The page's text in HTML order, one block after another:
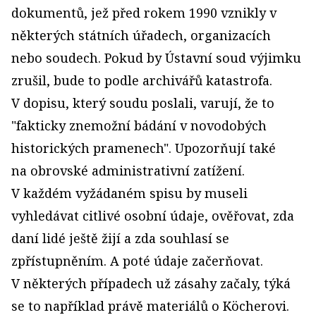
dokumentů, jež před rokem 1990 vznikly v
některých státních úřadech, organizacích
nebo soudech. Pokud by Ústavní soud výjimku
zrušil, bude to podle archivářů katastrofa.
V dopisu, který soudu poslali, varují, že to
"fakticky znemožní bádání v novodobých
historických pramenech". Upozorňují také
na obrovské administrativní zatížení.
V každém vyžádaném spisu by museli
vyhledávat citlivé osobní údaje, ověřovat, zda
daní lidé ještě žijí a zda souhlasí se
zpřístupněním. A poté údaje začerňovat.
V některých případech už zásahy začaly, týká
se to například právě materiálů o Köcherovi.